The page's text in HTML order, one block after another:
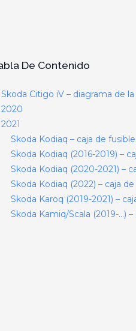
De Contenido
Skoda Citigo iV – diagrama de
2020
2021
Skoda Kodiaq – caja de
Skoda Kodiaq (2016-2019) –
Skoda Kodiaq (2020-2021) –
Skoda Kodiaq (2022) – caja
Skoda Karoq (2019-2021) –
Skoda Kamiq/Scala (2019-…)